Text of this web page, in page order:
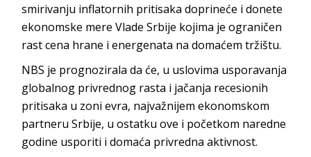
smirivanju inflatornih pritisaka doprineće i donete
ekonomske mere Vlade Srbije kojima je ograničen
rast cena hrane i energenata na domaćem tržištu.
NBS je prognozirala da će, u uslovima usporavanja
globalnog privrednog rasta i jačanja recesionih
pritisaka u zoni evra, najvažnijem ekonomskom
partneru Srbije, u ostatku ove i početkom naredne
godine usporiti i domaća privredna aktivnost.